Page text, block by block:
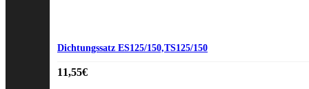
Dichtungssatz ES125/150,TS125/150
11,55€